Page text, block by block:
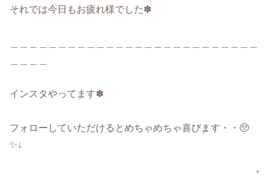
それでは今日もお疲れ様でした✽
インスタやってます✽
フォローしていただけるとめちゃめちゃ喜びます・・🥺
✨↓